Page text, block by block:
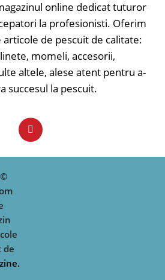
online dedicat tuturor
la profesionisti. Oferim
articole de pescuit de calitate:
momeli, accesorii,
altele, alese atent pentru a-
succesul la pescuit.
de